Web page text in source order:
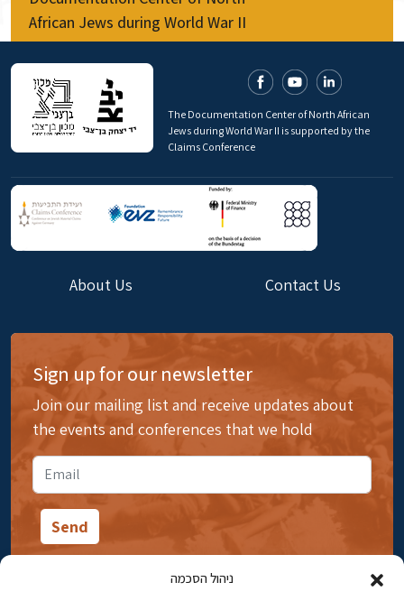
ניהול הסכמה
African Jews during World War II
The Documentation Center of North African
Jews during World War II is supported by the
Claims Conference
About Us Contact Us
Sign up for our newsletter
Join our mailing list and receive updates about
the events and conferences that we hold